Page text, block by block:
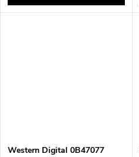
Western Digital 0B47077